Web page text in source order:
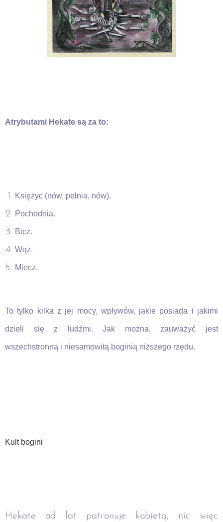
Atrybutami Hekate są za to:
Księżyc (nów, pełnia, nów).
Pochodnia.
Bicz.
Wąż.
Miecz.
To tylko kilka z jej mocy, wpływów, jakie posiada i jakimi
dzieli się z ludźmi. Jak można, zauważyć jest
wszechstronną i niesamowitą boginią niższego rzędu.
Kult bogini
Hekate od lat patronuje kobietą, nic więc